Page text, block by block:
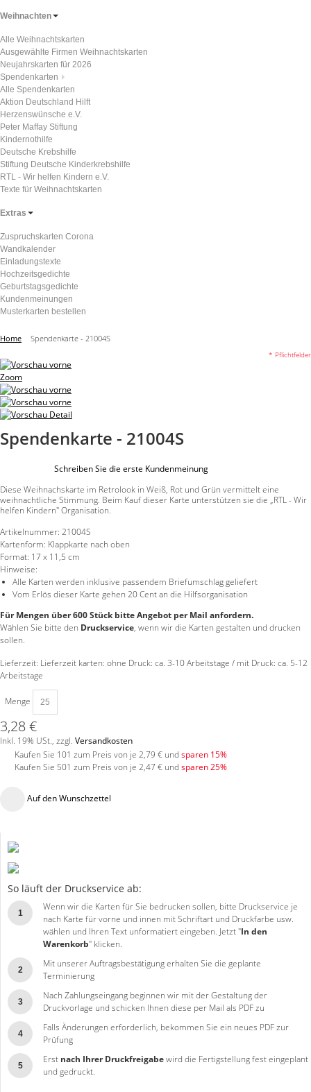
Weihnachten
Alle Weihnachtskarten
Ausgewählte Firmen Weihnachtskarten
Neujahrskarten für 2026
Spendenkarten
Alle Spendenkarten
Aktion Deutschland Hilft
Herzenswünsche e.V.
Peter Maffay Stiftung
Kindernothilfe
Deutsche Krebshilfe
Stiftung Deutsche Kinderkrebshilfe
RTL - Wir helfen Kindern e.V.
Texte für Weihnachtskarten
Extras
Zuspruchskarten Corona
Wandkalender
Einladungstexte
Hochzeitsgedichte
Geburtstagsgedichte
Kundenmeinungen
Musterkarten bestellen
Home Spendenkarte - 21004S
Zoom
Spendenkarte - 21004S
Schreiben Sie die erste Kundenmeinung
Diese Weihnachskarte im Retrolook in Weiß, Rot und Grün vermittelt eine
weihnachtliche Stimmung. Beim Kauf dieser Karte unterstützen sie die „RTL - Wir
helfen Kindern" Organisation.
Artikelnummer: 21004S
Kartenform: Klappkarte nach oben
Format: 17 x 11,5 cm
Hinweise:
Alle Karten werden inklusive passendem Briefumschlag geliefert
Vom Erlös dieser Karte gehen 20 Cent an die Hilfsorganisation
Für Mengen über 600 Stück bitte Angebot per Mail anfordern.
Wählen Sie bitte den Druckservice, wenn wir die Karten gestalten und drucken
sollen.
Lieferzeit: Lieferzeit karten: ohne Druck: ca. 3-10 Arbeitstage / mit Druck: ca. 5-12
Arbeitstage
Menge
3,28 €
Inkl. 19% USt., zzgl. Versandkosten
Kaufen Sie 101 zum Preis von je 2,79 € und sparen 15%
Kaufen Sie 501 zum Preis von je 2,47 € und sparen25%
Auf den Wunschzettel
So läuft der Druckservice ab:
1
Wenn wir die Karten für Sie bedrucken sollen, bitte Druckservice je
nach Karte für vorne und innen mit Schriftart und Druckfarbe usw.
wählen und Ihren Text unformatiert eingeben. Jetzt "In den
Warenkorb" klicken.
2
Mit unserer Auftragsbestätigung erhalten Sie die geplante
Terminierung
3
Nach Zahlungseingang beginnen wir mit der Gestaltung der
Druckvorlage und schicken Ihnen diese per Mail als PDF zu
4
Falls Änderungen erforderlich, bekommen Sie ein neues PDF zur
Prüfung
5
Erst nach Ihrer Druckfreigabewird die Fertigstellung fest eingeplant
und gedruckt.
* Pflichtfelder